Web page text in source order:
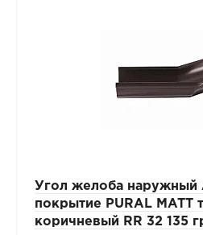
Угол желоба наружный
покрытие PURAL MATT
коричневый RR 32 135